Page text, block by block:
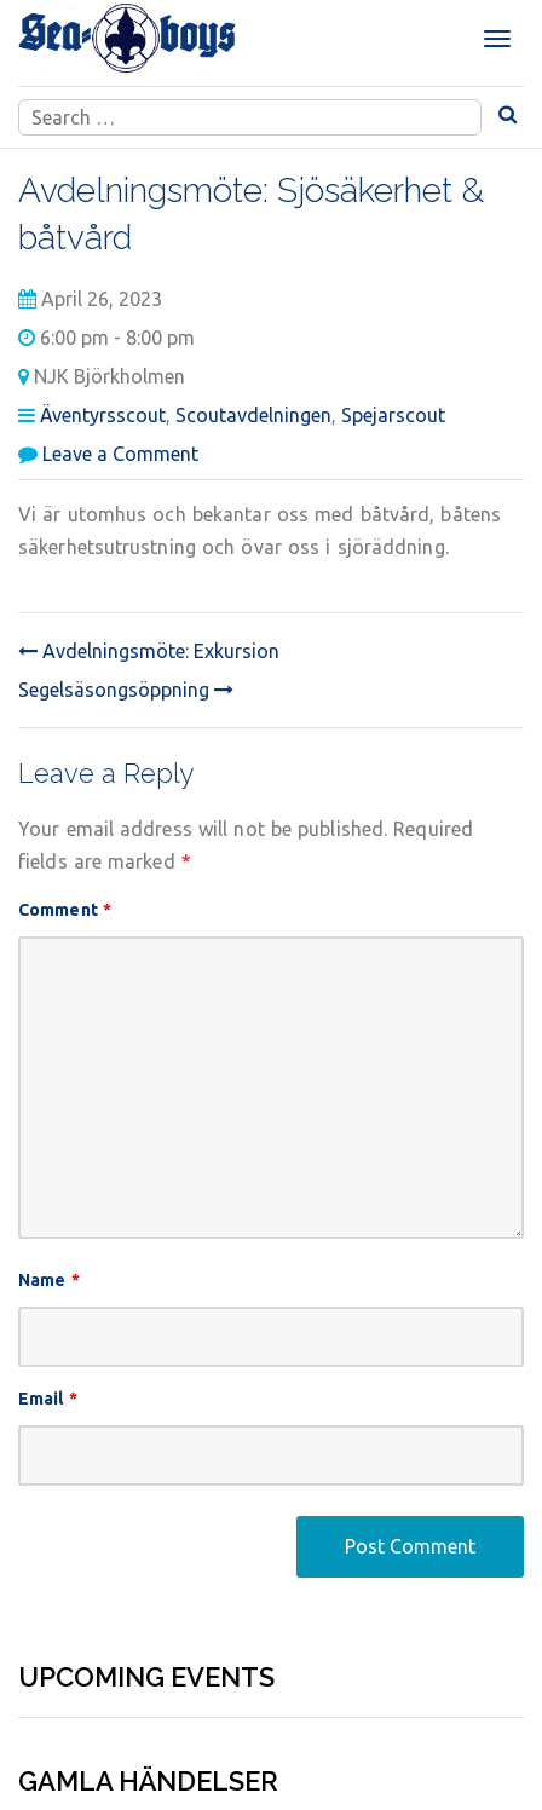
Skip
T
g
l
Search
for:
Avdelningsmöte: Sjösäkerhet &
båtvård
April 26, 2023
6:00 pm - 8:00 pm
NJK Björkholmen
Äventyrsscout, Scoutavdelningen, Spejarscout
Leave a Commenton
Avdelningsmöte:
Sjösäkerhet
båtvård
Vi är utomhus och bekantar oss med båtvård, båtens
säkerhetsutrustning och övar oss i sjöräddning.
POST
NAVIGATION
Avdelningsmöte: Exkursion
Segelsäsongsöppning
Leave a Reply
Your email address will not be published. Required
fields are marked *
Comment *
Name *
Email *
UPCOMING EVENTS
GAMLA HÄNDELSER